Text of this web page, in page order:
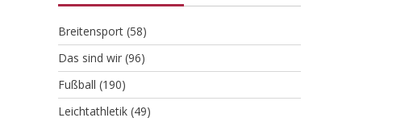
Breitensport(58)
Das sind wir(96)
Fußball (190)
Leichtathletik(49)